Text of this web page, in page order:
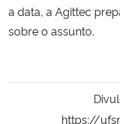
a data, a Agittec
sobre o assunto.
https://